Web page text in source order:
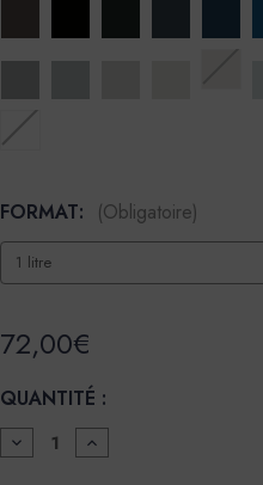
FORMAT: (Obligatoire)
72,00€
QUANTITÉ :
DIMINUER
LA
AUGMENTER
LA